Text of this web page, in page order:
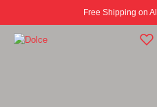
Free Shipping on